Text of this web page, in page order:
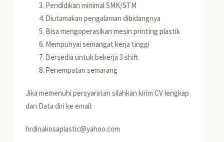
Pendidikan minimal SMK/STM
Diutamakan pengalaman dibidangnya
Bisa mengoperasikan mesin printing plastik
Mempunyai semangat kerja tinggi
Bersedia untuk bekerja 3 shift
Penempatan semarang
Jika memenuhi persyaratan silahkan kirim CV lengkap
dan Data diri ke email:
hrdinakosaplastic@yahoo.com